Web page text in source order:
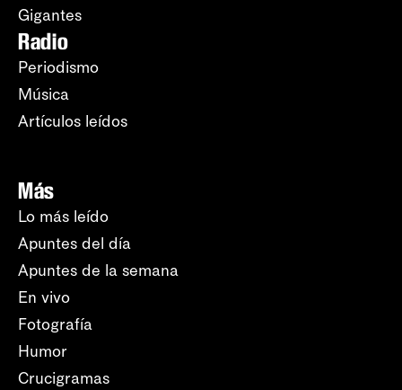
Gigantes
Radio
Periodismo
Música
Artículos leídos
Más
Lo más leído
Apuntes del día
Apuntes de la semana
En vivo
Fotografía
Humor
Crucigramas